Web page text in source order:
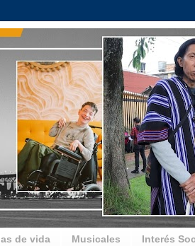
de vida Musicales Interés